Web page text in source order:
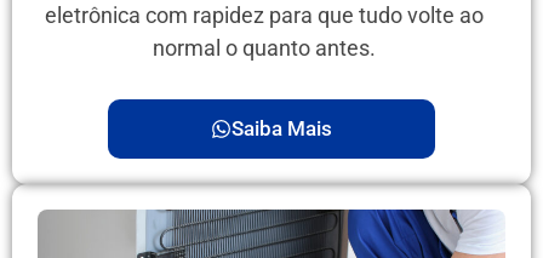
eletrônica com rapidez para que tudo volte ao
normal o quanto antes.
Saiba Mais